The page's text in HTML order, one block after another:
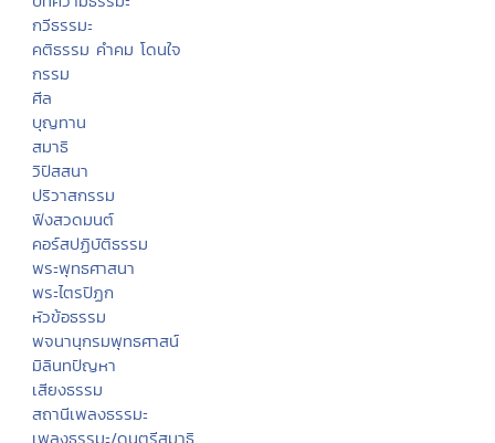
กวีธรรมะ
คติธรรม คำคม โดนใจ
กรรม
ศีล
บุญทาน
สมาธิ
วิปัสสนา
ปริวาสกรรม
ฟังสวดมนต์
คอร์สปฏิบัติธรรม
พระพุทธศาสนา
พระไตรปิฏก
หัวข้อธรรม
พจนานุกรมพุทธศาสน์
มิลินทปัญหา
เสียงธรรม
สถานีเพลงธรรมะ
เพลงธรรมะ/ดนตรีสมาธิ